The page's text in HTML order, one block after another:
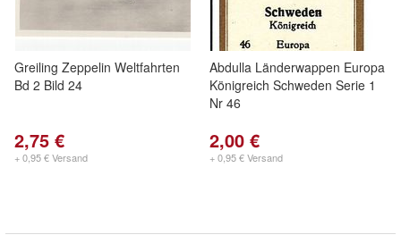
Greiling Zeppelin Weltfahrten
Bd 2 Bild 24
2,75 €
+ 0,95 € Versand
Abdulla Länderwappen Europa
Königreich Schweden Serie 1
Nr 46
2,00 €
+ 0,95 € Versand